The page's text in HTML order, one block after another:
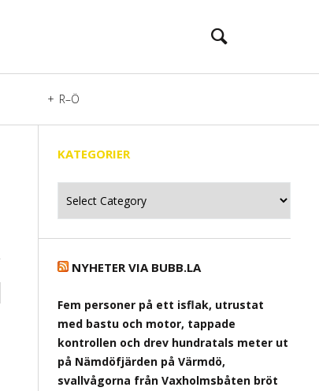
R–Ö
KATEGORIER
NYHETER VIA BUBB.LA
Fem personer på ett isflak, utrustat
med bastu och motor, tappade
kontrollen och drev hundratals meter ut
på Nämdöfjärden på Värmdö,
svallvågorna från Vaxholmsbåten bröt